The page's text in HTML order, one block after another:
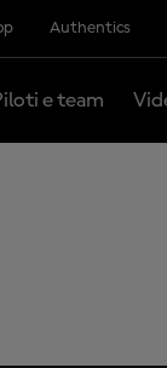
Authentics
e team